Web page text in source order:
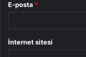
E-posta *
İnternet sitesi